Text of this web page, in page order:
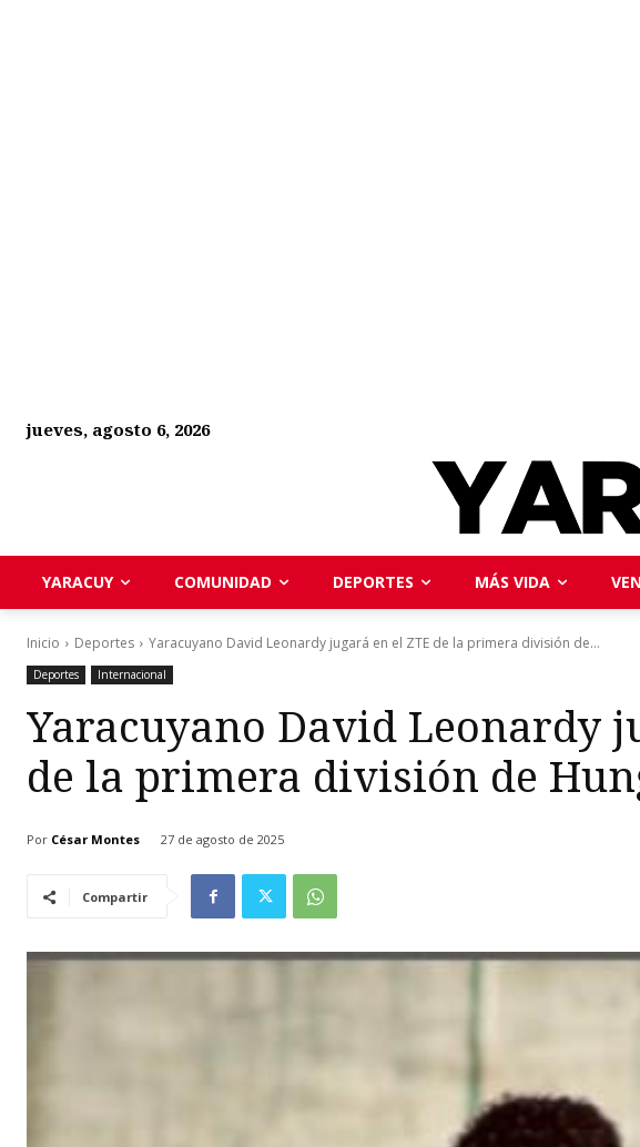
jueves, agosto 6, 2026
YARACUY COMUNIDAD DEPORTES MÁS VIDA
Inicio Deportes Yaracuyano David Leonardy jugará en el ZTE de la primera división de...
Deportes Internacional
Yaracuyano David Leonardy
de la primera división de
Por César Montes 27 de agosto de 2025
Compartir